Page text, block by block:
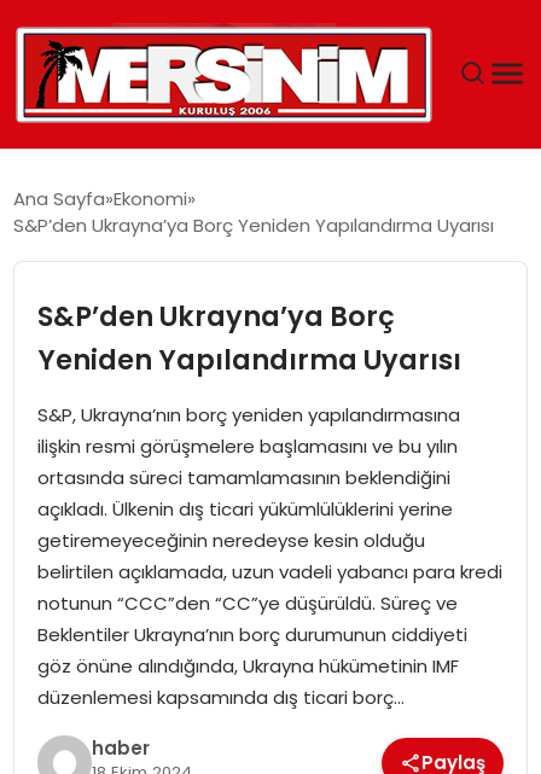
GÜNCEL
SAĞLIK
EĞITIM
SPOR
EKONOMI
MAGAZIN
DÜNYA
OTOMOBIL
Ana Sayfa Ekonomi
S&P’den Ukrayna’ya Borç Yeniden Yapılandırma Uyarısı
S&P’den Ukrayna’ya Borç
Yeniden Yapılandırma Uyarısı
S&P, Ukrayna’nın borç yeniden yapılandırmasına
ilişkin resmi görüşmelere başlamasını ve bu yılın
ortasında süreci tamamlamasının beklendiğini
açıkladı. Ülkenin dış ticari yükümlülüklerini yerine
getiremeyeceğinin neredeyse kesin olduğu
belirtilen açıklamada, uzun vadeli yabancı para kredi
notunun “CCC”den “CC”ye düşürüldü. Süreç ve
Beklentiler Ukrayna’nın borç durumunun ciddiyeti
göz önüne alındığında, Ukrayna hükümetinin IMF
düzenlemesi kapsamında dış ticari borç…
haber
Paylaş